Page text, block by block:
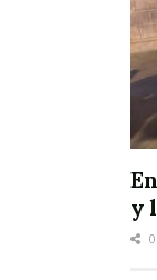
profesional,
y